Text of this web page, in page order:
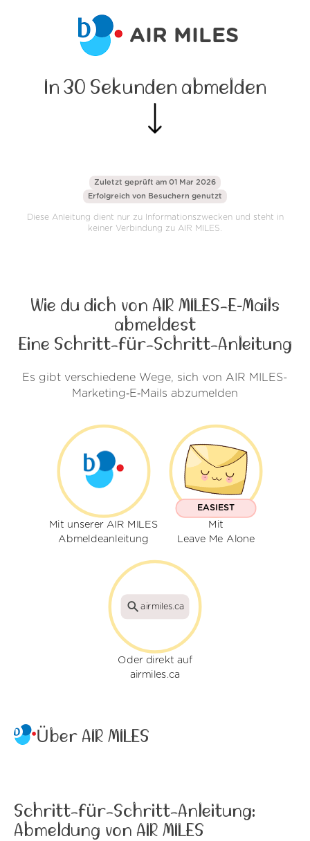
AIR MILES
In 30 Sekunden abmelden
Zuletzt geprüft am 01 Mar 2026
Erfolgreich von Besuchern genutzt
Diese Anleitung dient nur zu Informationszwecken und steht in
keiner Verbindung zu AIR MILES.
Wie du dich von AIR MILES-E‑Mails
abmeldest
Eine Schritt-für-Schritt-Anleitung
Es gibt verschiedene Wege, sich von AIR MILES-
Marketing‑E‑Mails abzumelden
Mit unserer AIR MILES
Abmeldeanleitung
EASIEST
Mit
Leave Me Alone
airmiles.ca
Oder direkt auf
airmiles.ca
Über AIR MILES
Schritt-für-Schritt-Anleitung:
Abmeldung von AIR MILES